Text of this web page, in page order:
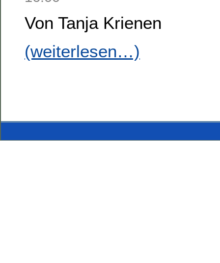
Von Tanja Krienen
(weiterlesen…)